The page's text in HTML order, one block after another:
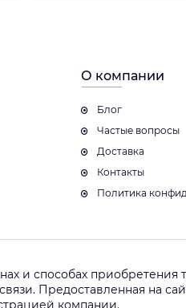
О компании
Блог
Частые вопросы
Доставка
Контакты
Политика
и способах приобретения
Предоставленная на